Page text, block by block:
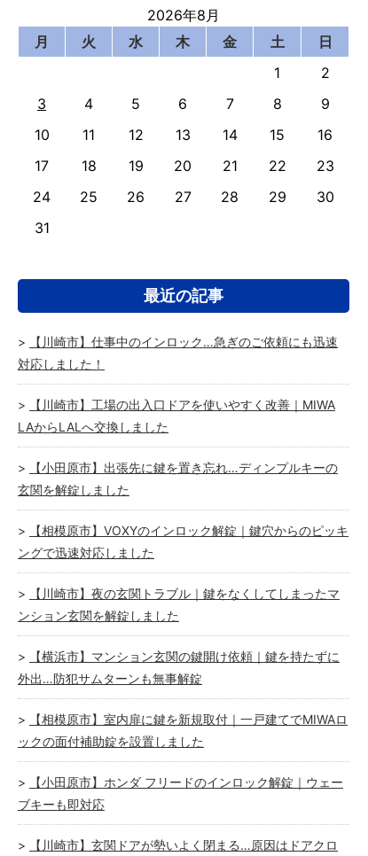
2026年8月
月
火 水 木 金 土
日
1
2
3
4 5 6 7 8
9
10
11 12 13 14 15
16
17
18 19 20 21 22
23
24
25 26 27 28 29
30
31
最近の記事
【川崎市】仕事中のインロック…急ぎのご依頼にも迅速
対応しました！
【川崎市】工場の出入口ドアを使いやすく改善｜MIWA
LAからLALへ交換しました
【小田原市】出張先に鍵を置き忘れ…ディンプルキーの
玄関を解錠しました
【相模原市】VOXYのインロック解錠｜鍵穴からのピッキ
ングで迅速対応しました
【川崎市】夜の玄関トラブル｜鍵をなくしてしまったマ
ンション玄関を解錠しました
【横浜市】マンション玄関の鍵開け依頼｜鍵を持たずに
外出…防犯サムターンも無事解錠
【相模原市】室内扉に鍵を新規取付｜一戸建てでMIWAロ
ックの面付補助錠を設置しました
【小田原市】ホンダ フリードのインロック解錠｜ウェー
ブキーも即対応
【川崎市】玄関ドアが勢いよく閉まる…原因はドアクロ